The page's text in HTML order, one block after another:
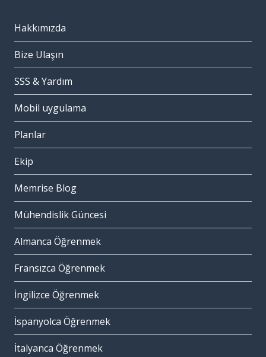
Hakkımızda
Bize Ulaşın
SSS & Yardım
Mobil uygulama
Planlar
Ekip
Memrise Blog
Mühendislik Güncesi
Almanca Öğrenmek
Fransızca Öğrenmek
İngilizce Öğrenmek
İspanyolca Öğrenmek
İtalyanca Öğrenmek